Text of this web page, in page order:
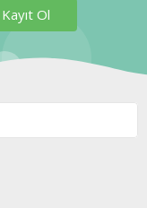
Kayıt Ol